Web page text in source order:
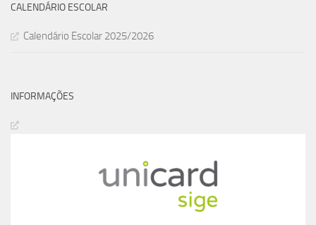
CALENDÁRIO ESCOLAR
Calendário Escolar 2025/2026
INFORMAÇÕES